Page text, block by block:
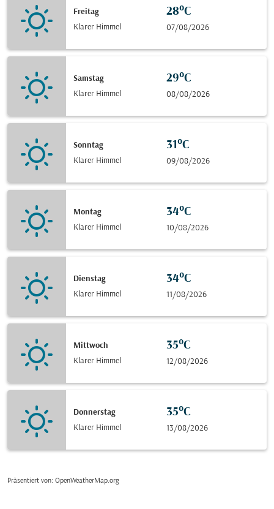
Freitag
Klarer Himmel
28°C
07/08/2026
Samstag
Klarer Himmel
29°C
08/08/2026
Sonntag
Klarer Himmel
31°C
09/08/2026
Montag
Klarer Himmel
34°C
10/08/2026
Dienstag
Klarer Himmel
34°C
11/08/2026
Mittwoch
Klarer Himmel
35°C
12/08/2026
Donnerstag
Klarer Himmel
35°C
13/08/2026
Präsentiert von: OpenWeatherMap.org